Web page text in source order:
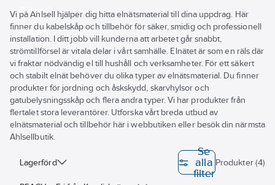
Bli kund
Aktuellt
Vi på Ahlsell hjälper dig hitta elnätsmaterial till dina uppdrag. Här
finner du kabelskåp och tillbehör för säker, smidig och professionell
installation. I ditt jobb vill kunderna att arbetet går snabbt,
strömtillförsel är vitala delar i vårt samhälle. Elnätet är som en räls där
vi fraktar nödvändig el till hushåll och verksamheter. För ett säkert
och stabilt elnät behöver du olika typer av elnätsmaterial. Du finner
produkter för jordning och åskskydd, skarvhylsor och
gatubelysningsskåp och flera andra typer. Vi har produkter från
flertalet stora leverantörer. Utforska vårt breda utbud av
elnätsmaterial och tillbehör här i webbutiken eller besök din närmsta
Ahlsellbutik.
Lagerförd
Se
alla
filter
Produkter (4)